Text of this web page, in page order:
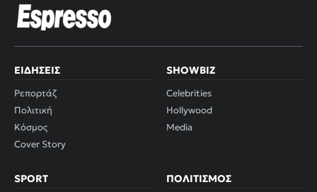
ΕΙΔΉΣΕΙΣ
Ρεπορτάζ
Πολιτική
Κόσμος
Cover Story
SHOWBIZ
Celebrities
Hollywood
Media
SPORT ΠΟΛΙΤΙΣΜΌΣ